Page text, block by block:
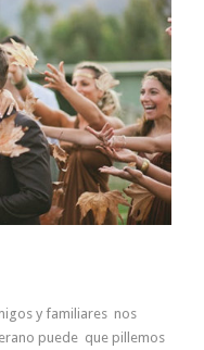
y familiares nos
puede que pillemos